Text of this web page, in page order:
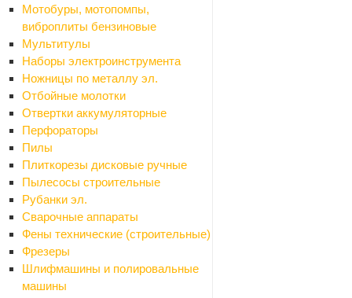
Мотобуры, мотопомпы,
виброплиты бензиновые
Мультитулы
Наборы электроинструмента
Ножницы по металлу эл.
Отбойные молотки
Отвертки аккумуляторные
Перфораторы
Пилы
Плиткорезы дисковые ручные
Пылесосы строительные
Рубанки эл.
Сварочные аппараты
Фены технические (строительные)
Фрезеры
Шлифмашины и полировальные
машины
Вопрос *
Я согласен на
ОТПРАВИТЬ